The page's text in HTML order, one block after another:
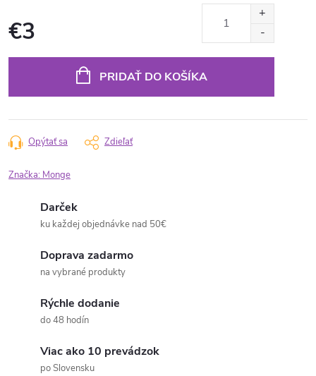
€3
PRIDAŤ DO KOŠÍKA
Opýtať sa Zdieľať
Značka: Monge
Darček
ku každej objednávke nad 50€
Doprava zadarmo
na vybrané produkty
Rýchle dodanie
do 48 hodín
Viac ako 10 prevádzok
po Slovensku